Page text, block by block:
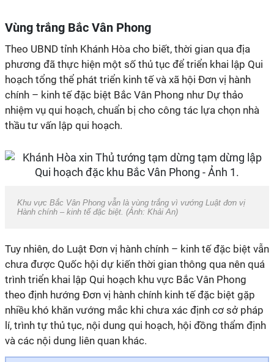
Vùng trắng Bắc Vân Phong
Theo UBND tỉnh Khánh Hòa cho biết, thời gian qua địa
phương đã thực hiện một số thủ tục để triển khai lập Qui
hoạch tổng thể phát triển kinh tế và xã hội Đơn vị hành
chính – kinh tế đặc biệt Bắc Vân Phong như Dự thảo
nhiệm vụ qui hoạch, chuẩn bị cho công tác lựa chọn nhà
thầu tư vấn lập qui hoạch.
Khu vực Bắc Vân Phong vẫn là vùng trắng vì vướng Luật đơn vị
Hành chính – kinh tế đặc biệt. (Ảnh: Khải An)
Tuy nhiên, do Luật Đơn vị hành chính – kinh tế đặc biệt vẫn
chưa được Quốc hội dự kiến thời gian thông qua nên quá
trình triển khai lập Qui hoạch khu vực Bắc Vân Phong
theo định hướng Đơn vị hành chính kinh tế đặc biệt gặp
nhiều khó khăn vướng mắc khi chưa xác định cơ sở pháp
lí, trình tự thủ tục, nội dung qui hoạch, hội đồng thẩm định
và các nội dung liên quan khác.